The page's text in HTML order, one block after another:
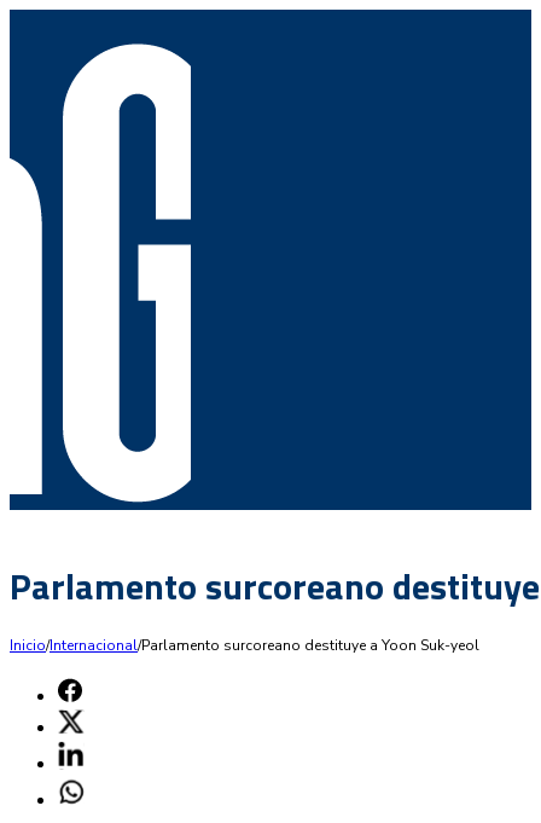
Parlamento surcoreano
Inicio/Internacional/Parlamento surcoreano destituye a Yoon Suk-yeol